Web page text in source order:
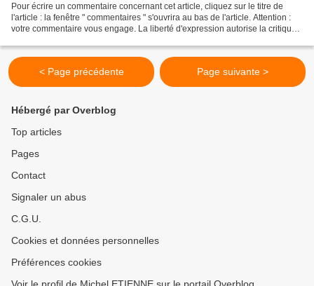
Pour écrire un commentaire concernant cet article, cliquez sur le titre de
l'article : la fenêtre " commentaires " s'ouvrira au bas de l'article. Attention :
votre commentaire vous engage. La liberté d'expression autorise la critique,
< Page précédente Page suivante >
Hébergé par Overblog
Top articles
Pages
Contact
Signaler un abus
C.G.U.
Cookies et données personnelles
Préférences cookies